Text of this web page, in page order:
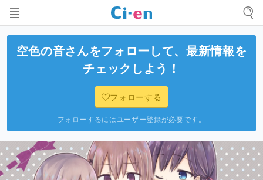
空色の音さんをフォローして、最新情報を
チェックしよう！
フォローする
フォローするにはユーザー登録が必要です。